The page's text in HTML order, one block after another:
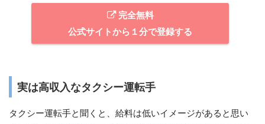
完全無料
公式サイトから１分で登録する
実は高収入なタクシー運転手
タクシー運転手と聞くと、給料は低いイメージがあると思い